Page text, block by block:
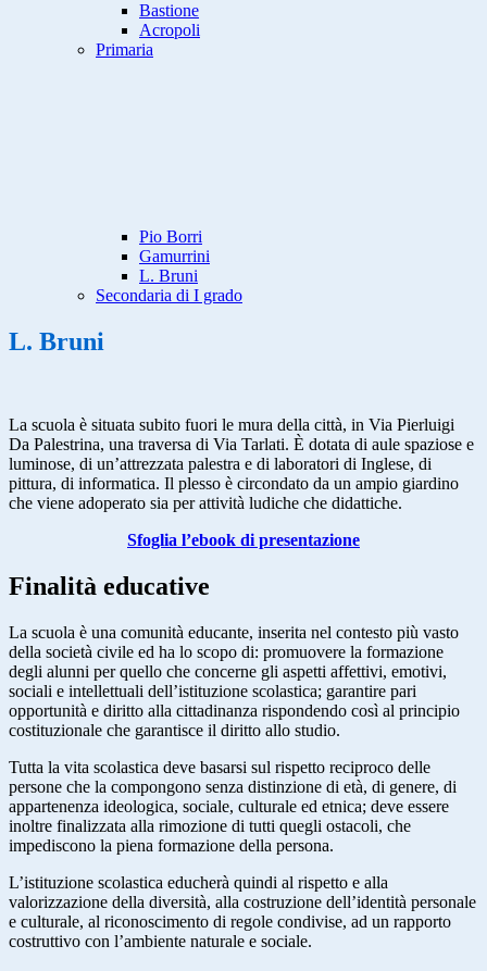
Bastione
Acropoli
Primaria
Pio Borri
Gamurrini
L. Bruni
Secondaria di I grado
L. Bruni
La scuola è situata subito fuori le mura della città, in Via Pierluigi
Da Palestrina, una traversa di Via Tarlati. È dotata di aule spaziose e
luminose, di un’attrezzata palestra e di laboratori di Inglese, di
pittura, di informatica. Il plesso è circondato da un ampio giardino
che viene adoperato sia per attività ludiche che didattiche.
Sfoglia l’ebook di presentazione
Finalità educative
La scuola è una comunità educante, inserita nel contesto più vasto
della società civile ed ha lo scopo di: promuovere la formazione
degli alunni per quello che concerne gli aspetti affettivi, emotivi,
sociali e intellettuali dell’istituzione scolastica; garantire pari
opportunità e diritto alla cittadinanza rispondendo così al principio
costituzionale che garantisce il diritto allo studio.
Tutta la vita scolastica deve basarsi sul rispetto reciproco delle
persone che la compongono senza distinzione di età, di genere, di
appartenenza ideologica, sociale, culturale ed etnica; deve essere
inoltre finalizzata alla rimozione di tutti quegli ostacoli, che
impediscono la piena formazione della persona.
L’istituzione scolastica educherà quindi al rispetto e alla
valorizzazione della diversità, alla costruzione dell’identità personale
e culturale, al riconoscimento di regole condivise, ad un rapporto
costruttivo con l’ambiente naturale e sociale.